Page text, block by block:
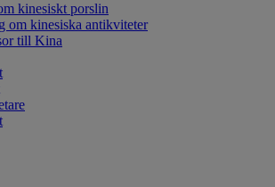
kinesiskt porslin
om kinesiska antikviteter
till Kina